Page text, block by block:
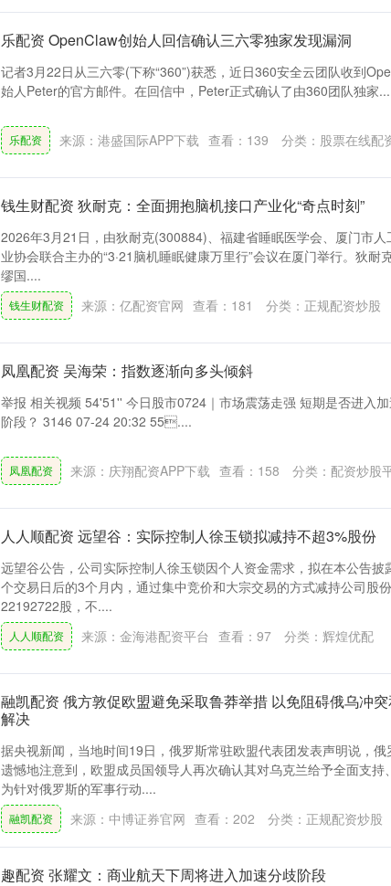
乐配资 OpenClaw创始人回信确认三六零独家发现漏洞
记者3月22日从三六零(下称“360”)获悉，近日360安全云团队收到
始人Peter的官方邮件。在回信中，Peter正式确认了由360团队独家
乐配资 来源：港盛国际APP下载 查看： 139 分类： 股票在线配
钱生财配资 狄耐克：全面拥抱脑机接口产业化“奇点时刻”
2026年3月21日，由狄耐克(300884)、福建省睡眠医学会、厦门市人
业协会联合主办的“3·21脑机睡眠健康万里行”会议在厦门举行。狄耐
缪国....
钱生财配资 来源：亿配资官网 查看： 181 分类： 正规配资炒股
凤凰配资 吴海荣：指数逐渐向多头倾斜
举报 相关视频 54'51'' 今日股市0724｜市场震荡走强 短期是否进入
阶段？ 3146 07-24 20:32 55....
凤凰配资 来源：庆翔配资APP下载 查看： 158 分类： 配资炒股
人人顺配资 远望谷：实际控制人徐玉锁拟减持不超3%股份
远望谷公告，公司实际控制人徐玉锁因个人资金需求，拟在本公告披
个交易日后的3个月内，通过集中竞价和大宗交易的方式减持公司股
22192722股，不....
人人顺配资 来源：金海港配资平台 查看： 97 分类： 辉煌优配
融凯配资 俄方敦促欧盟避免采取鲁莽举措 以免阻碍俄乌冲
解决
据央视新闻，当地时间19日，俄罗斯常驻欧盟代表团发表声明说，俄
遗憾地注意到，欧盟成员国领导人再次确认其对乌克兰给予全面支持
为针对俄罗斯的军事行动....
融凯配资 来源：中博证券官网 查看： 202 分类： 正规配资炒股
趣配资 张耀文：商业航天下周将进入加速分歧阶段